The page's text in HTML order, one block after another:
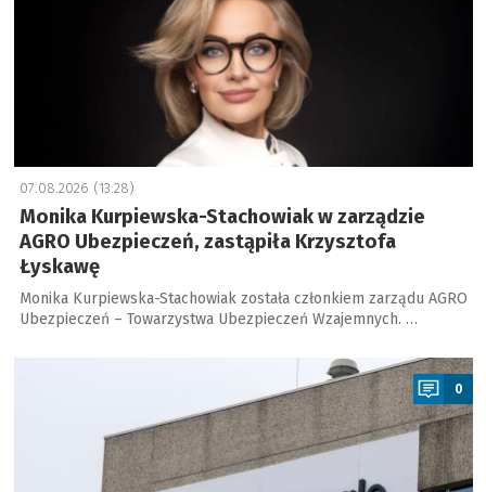
07.08.2026 (13:28)
Monika Kurpiewska-Stachowiak w zarządzie
AGRO Ubezpieczeń, zastąpiła Krzysztofa
Łyskawę
Monika Kurpiewska-Stachowiak została członkiem zarządu AGRO
Ubezpieczeń – Towarzystwa Ubezpieczeń Wzajemnych. …
0